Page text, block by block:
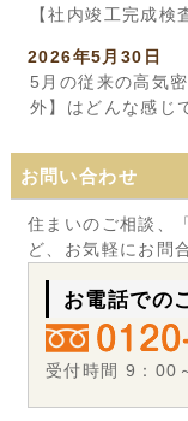
【社内竣工完成
2026年5月30日
5月の従来の高気
外】はどんな感じ
お問い合わせ
住まいのご相談、
ど、お気軽にお問
お電話での
受付時間 9：00